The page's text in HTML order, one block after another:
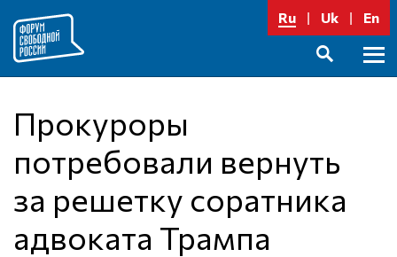
содержимому
Ru Uk En
Прокуроры
потребовали вернуть
за решетку соратника
адвоката Трампа